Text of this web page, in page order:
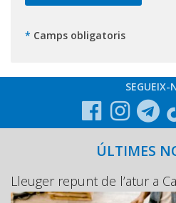
* Camps obligatoris
SEGUEIX-
ÚLTIMES
Lleuger repunt de l’atur a